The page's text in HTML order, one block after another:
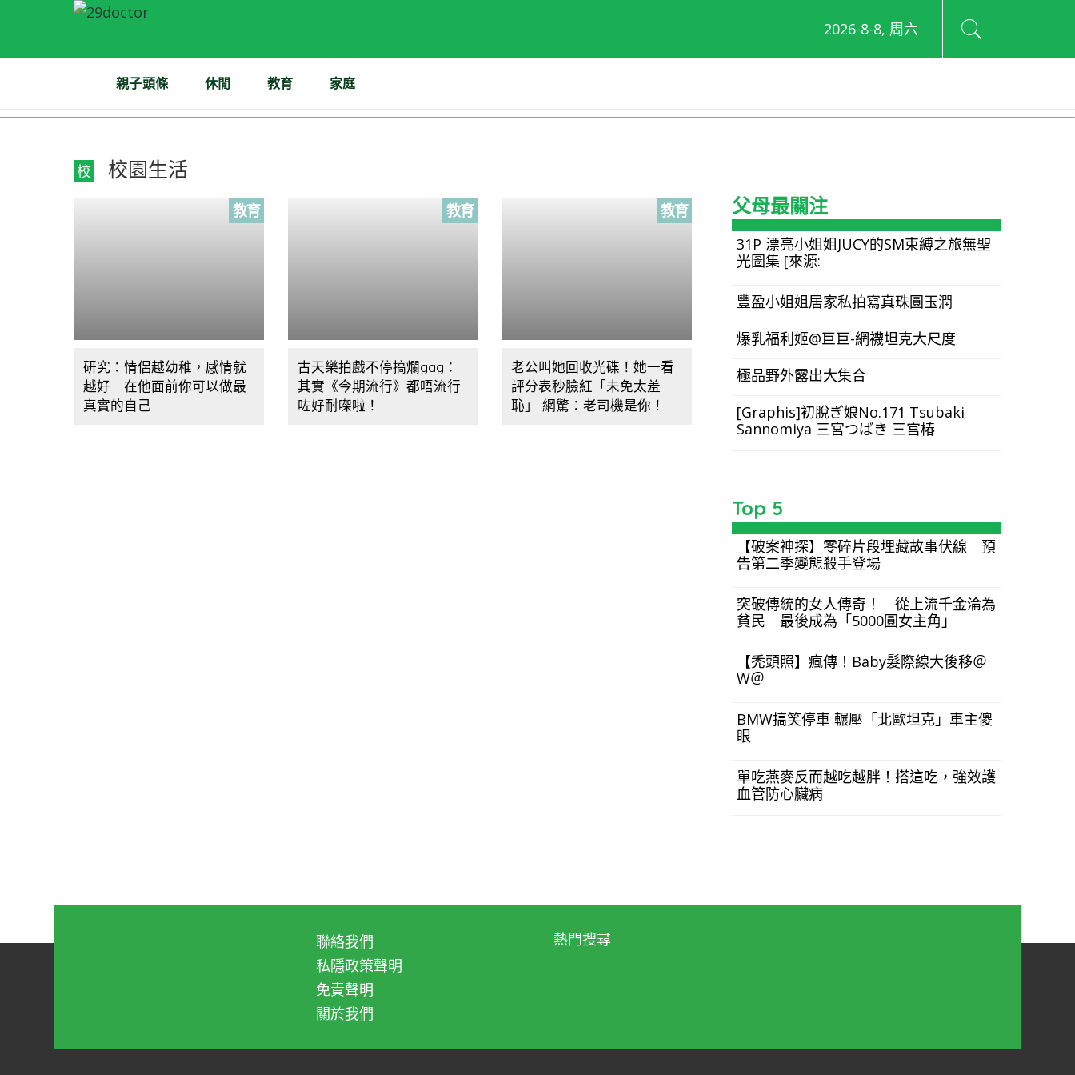
2026-8-8, 周六
親子頭條 休閒 教育 家庭
校 校園生活
教育
研究：情侶越幼稚，感情就
越好 在他面前你可以做最
真實的自己
教育
古天樂拍戲不停搞爛gag：
其實《今期流行》都唔流行
咗好耐㗎啦！
教育
老公叫她回收光碟！她一看
評分表秒臉紅「未免太羞
恥」 網驚：老司機是你！
父母最關注
31P 漂亮小姐姐JUCY的SM束縛之旅無聖
光圖集 [來源:
豐盈小姐姐居家私拍寫真珠圓玉潤
爆乳福利姬@巨巨-網襪坦克大尺度
極品野外露出大集合
[Graphis]初脫ぎ娘No.171 Tsubaki
Sannomiya 三宮つばき 三宫椿
Top 5
【破案神探】零碎片段埋藏故事伏線 預
告第二季變態殺手登場
突破傳統的女人傳奇！ 從上流千金淪為
貧民 最後成為「5000圓女主角」
【禿頭照】瘋傳！Baby髮際線大後移＠
W＠
BMW搞笑停車 輾壓「北歐坦克」車主傻
眼
單吃燕麥反而越吃越胖！搭這吃，強效護
血管防心臟病
聯絡我們
私隱政策聲明
免責聲明
關於我們
熱門搜尋